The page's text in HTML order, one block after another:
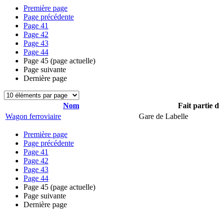
Première page
Page précédente
Page 41
Page 42
Page 43
Page 44
Page 45 (page actuelle)
Page suivante
Dernière page
Nom
Fait partie
Wagon ferroviaire
Gare de Labelle
Première page
Page précédente
Page 41
Page 42
Page 43
Page 44
Page 45 (page actuelle)
Page suivante
Dernière page